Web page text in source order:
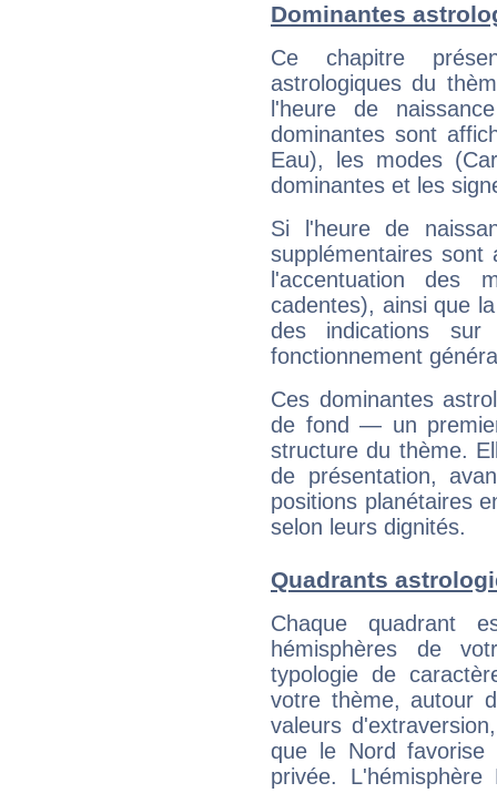
Dominantes
Ce chapitre
astrologiques du
l'heure de
dominantes sont
Eau), les modes
dominantes et les
Si l'heure de
supplémentaires sont
l'accentuation des
cadentes), ainsi que
des indications sur
fonctionnement
Ces dominantes
de fond — un
structure du thème.
de présentation,
positions planétaires
selon leurs dignités.
Quadrants
Chaque quadrant
hémisphères de
typologie de
votre thème, autour
valeurs
que le Nord favorise
privée.